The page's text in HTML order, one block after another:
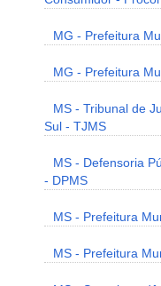
MG - Prefeitura
MG - Prefeitura
MS - Tribunal de
Sul - TJMS
MS - Defensoria
- DPMS
MS - Prefeitura
MS - Prefeitura